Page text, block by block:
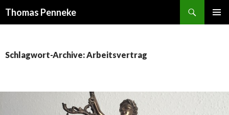
Thomas Penneke
Schlagwort-Archive: Arbeitsvertrag